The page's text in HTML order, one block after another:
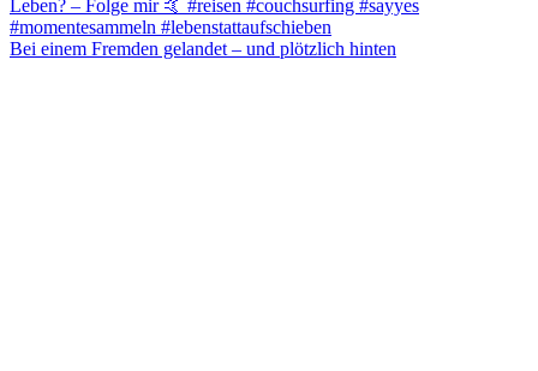
Bei einem Fremden gelandet – und plötzlich hinten